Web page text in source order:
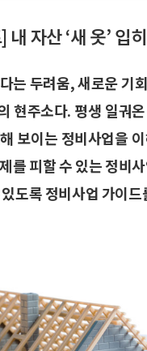
자산 ‘새 옷’ 입
는 두려움, 새로운 기
현주소다. 평생 일궈
보이는 정비사업을
를 피할 수 있는 정비
도록 정비사업 가이드